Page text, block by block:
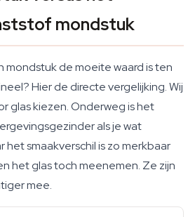
mondstuk
mondstuk de moeite waard is ten
Hier de directe vergelijking. Wij
glas kiezen. Onderweg is het
als je wat
smaakverschil is zo merkbaar
het glas toch meenemen. Ze zijn
mee.